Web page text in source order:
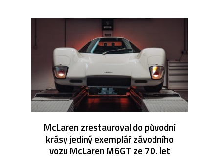
McLaren zrestauroval do původní
krásy jediný exemplář závodního
vozu McLaren M6GT ze 70. let